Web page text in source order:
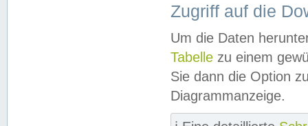
Zugriff auf die
Um die Daten
Tabelle zu einem
Sie dann die Option
Diagrammanzeige.